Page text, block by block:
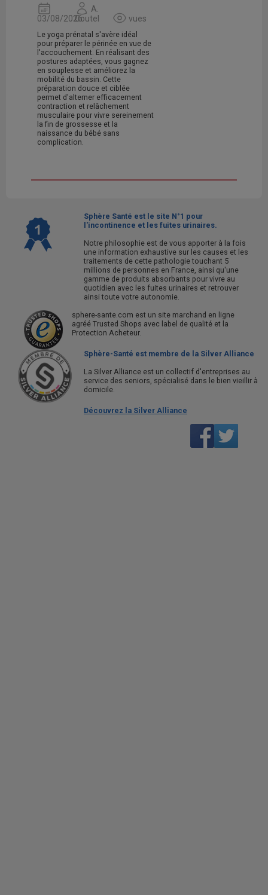
03/08/2026
A.
Coutel
vues
Le yoga prénatal s'avère idéal
pour préparer le périnée en vue de
l'accouchement. En réalisant des
postures adaptées, vous gagnez
en souplesse et améliorez la
mobilité du bassin. Cette
préparation douce et ciblée
permet d'alterner efficacement
contraction et relâchement
musculaire pour vivre sereinement
la fin de grossesse et la
naissance du bébé sans
complication.
Sphère Santé est le site N°1 pour
l'incontinence et les fuites urinaires.
Notre philosophie est de vous apporter à la fois
une information exhaustive sur les causes et les
traitements de cette pathologie touchant 5
millions de personnes en France, ainsi qu'une
gamme de produits absorbants pour vivre au
quotidien avec les fuites urinaires et retrouver
ainsi toute votre autonomie.
sphere-sante.com est un site marchand en ligne
agréé Trusted Shops avec label de qualité et la
Protection Acheteur.
Sphère-Santé est membre de la Silver Alliance
La Silver Alliance est un collectif d'entreprises au
service des seniors, spécialisé dans le bien vieillir à
domicile.
Découvrez la Silver Alliance